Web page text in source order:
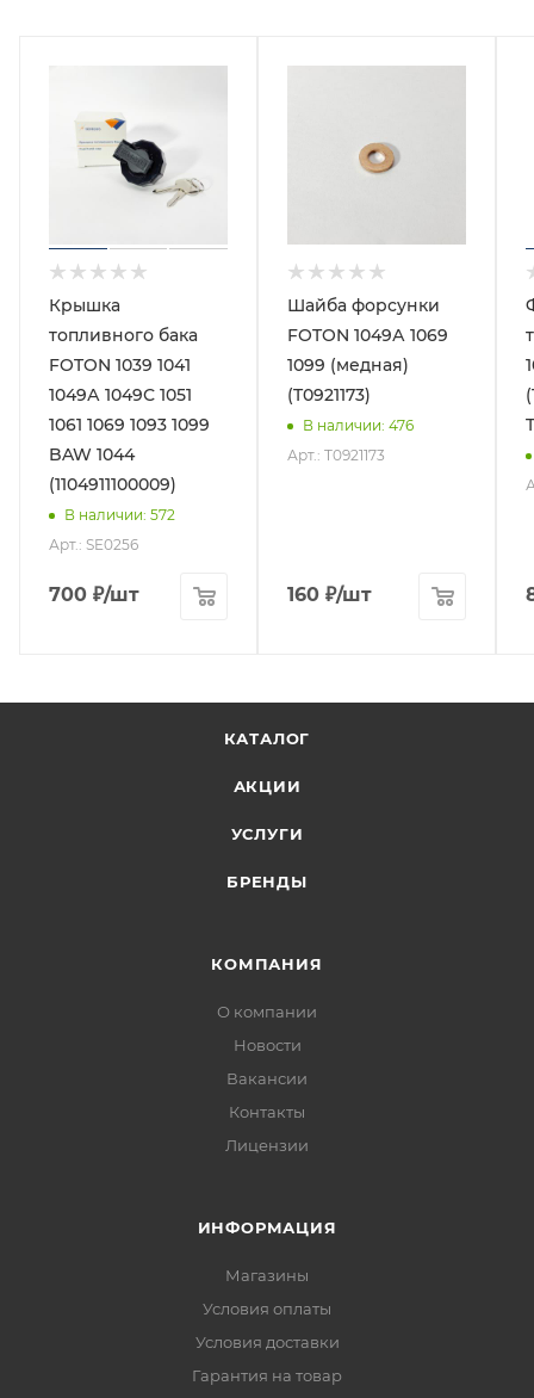
Крышка
топливного бака
FOTON 1039 1041
1049А 1049С 1051
1061 1069 1093 1099
BAW 1044
(1104911100009)
В наличии: 572
Арт.: SE0256
700 ₽/шт
Шайба форсунки
FOTON 1049А 1069
1099 (медная)
(T0921173)
В наличии: 476
Арт.: T0921173
160 ₽/шт
КАТАЛОГ
АКЦИИ
УСЛУГИ
БРЕНДЫ
КОМПАНИЯ
О компании
Новости
Вакансии
Контакты
Лицензии
ИНФОРМАЦИЯ
Магазины
Условия оплаты
Условия доставки
Гарантия на товар